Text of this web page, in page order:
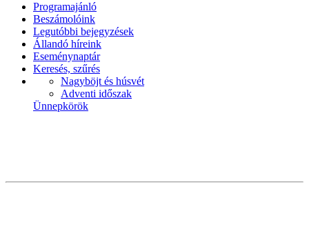
Programajánló
Beszámolóink
Legutóbbi bejegyzések
Állandó híreink
Eseménynaptár
Keresés, szűrés
Nagyböjt és húsvét
Adventi időszak
Ünnepkörök